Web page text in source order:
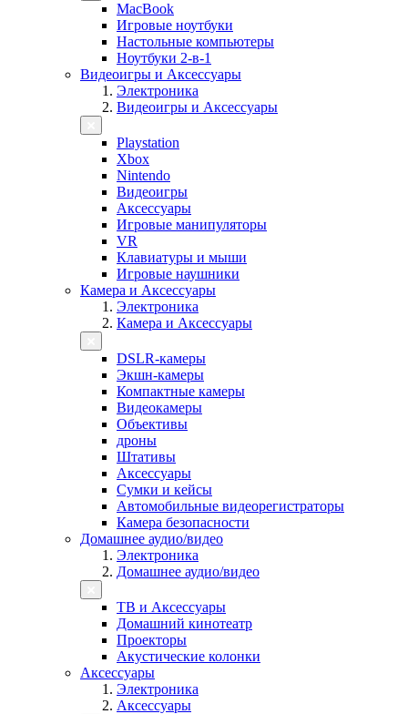
MacBook
Игровые ноутбуки
Настольные компьютеры
Ноутбуки 2-в-1
Видеоигры и Аксессуары
Электроника
Видеоигры и Аксессуары
Playstation
Xbox
Nintendo
Видеоигры
Аксессуары
Игровые манипуляторы
VR
Клавиатуры и мыши
Игровые наушники
Камера и Аксессуары
Электроника
Камера и Аксессуары
DSLR-камеры
Экшн-камеры
Компактные камеры
Видеокамеры
Объективы
дроны
Штативы
Аксессуары
Сумки и кейсы
Автомобильные видеорегистраторы
Камера безопасности
Домашнее аудио/видео
Электроника
Домашнее аудио/видео
ТВ и Аксессуары
Домашний кинотеатр
Проекторы
Акустические колонки
Аксессуары
Электроника
Аксессуары